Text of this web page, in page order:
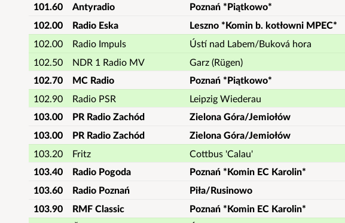
101.60
Antyradio Poznań *Piątkowo*
102.00
Radio Eska Leszno *Komin b. kotłowni MPEC*
102.00
Radio Impuls Ústí nad Labem/Buková hora
102.50
NDR 1 Radio MV Garz (Rügen)
102.70
MC Radio Poznań *Piątkowo*
102.90
Radio PSR Leipzig Wiederau
103.00
PR Radio Zachód Zielona Góra/Jemiołów
103.00
PR Radio Zachód Zielona Góra/Jemiołów
103.20
Fritz Cottbus 'Calau'
103.40
Radio Pogoda Poznań *Komin EC Karolin*
103.60
Radio Poznań Piła/Rusinowo
103.90
RMF Classic Poznań *Komin EC Karolin*